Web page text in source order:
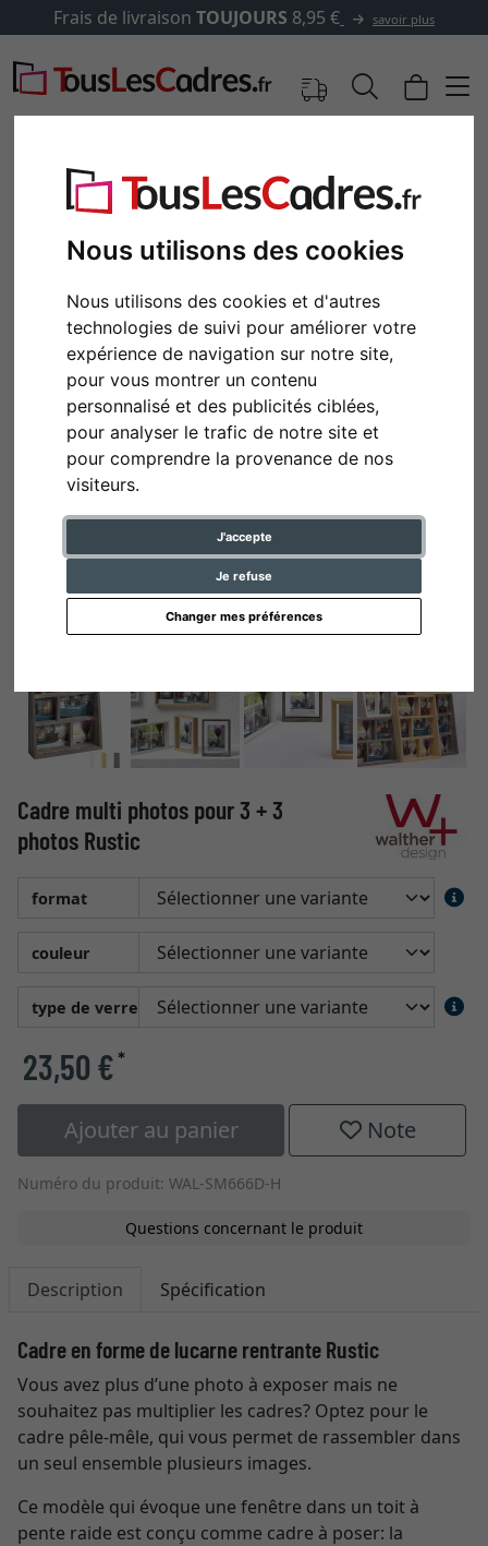
Nous utilisons des cookies
Nous utilisons des cookies et d'autres
technologies de suivi pour améliorer votre
expérience de navigation sur notre site,
pour vous montrer un contenu
personnalisé et des publicités ciblées,
pour analyser le trafic de notre site et
pour comprendre la provenance de nos
visiteurs.
J'accepte
Je refuse
Changer mes préférences
Frais de livraison TOUJOURS 8,95 € savoir plus
Retour
Cadre multi photos pour 3 + 3
photos Rustic
format
couleur
type de verre
23,50 €*
Ajouter au panier Note
Numéro du produit: WAL-SM666D-H
Questions concernant le produit
Description Spécification
Cadre en forme de lucarne rentrante Rustic
Vous avez plus d’une photo à exposer mais ne
souhaitez pas multiplier les cadres? Optez pour le
cadre pêle-mêle, qui vous permet de rassembler dans
un seul ensemble plusieurs images.
Ce modèle qui évoque une fenêtre dans un toit à
pente raide est conçu comme cadre à poser: la